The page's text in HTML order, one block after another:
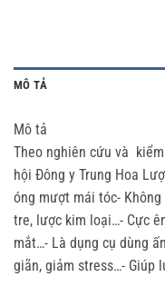
MÔ TẢ
Mô tả
Theo nghiên cứu và
hội Đông y Trung Hoa
óng mượt mái tóc-
tre, lược kim loại…- Cực
mắt…- Là dụng cụ dùng
giãn, giảm stress…- Giúp